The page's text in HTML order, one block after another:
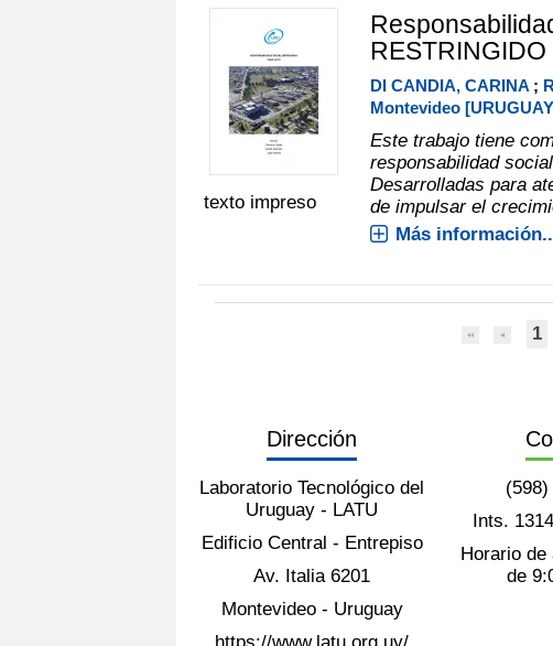
texto impreso
RESTRINGIDO
DI CANDIA, CARINA;
Montevideo
Este trabajo tiene
responsabilidad
Desarrolladas para
de impulsar el
Más
1
Dirección
Laboratorio Tecnológico del
Uruguay - LATU
Edificio Central - Entrepiso
Av. Italia 6201
Montevideo - Uruguay
(598)
Ints.
Horario de
de